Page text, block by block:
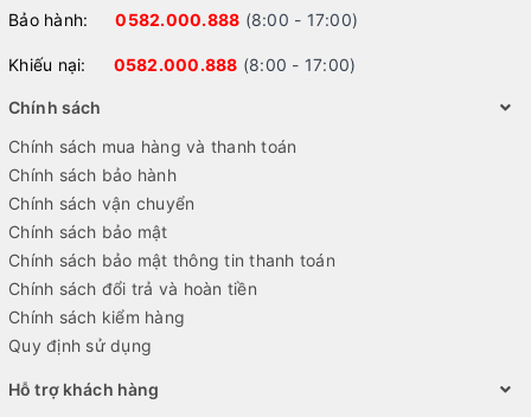
Bảo hành:0582.000.888 (8:00 - 17:00)
Khiếu nại: 0582.000.888 (8:00 - 17:00)
Chính sách
Chính sách mua hàng và thanh toán
Chính sách bảo hành
Chính sách vận chuyển
Chính sách bảo mật
Chính sách bảo mật thông tin thanh toán
Chính sách đổi trả và hoàn tiền
Chính sách kiểm hàng
Quy định sử dụng
Hỗ trợ khách hàng